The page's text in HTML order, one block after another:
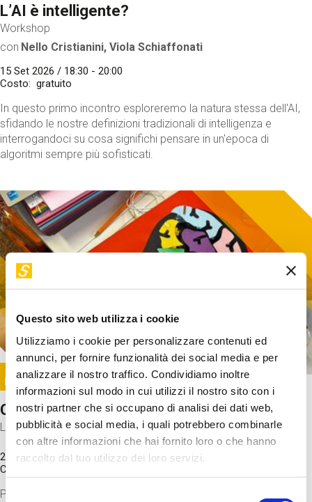
Questo sito web utilizza i cookie
Utilizziamo i cookie per personalizzare contenuti ed
annunci, per fornire funzionalità dei social media e per
analizzare il nostro traffico. Condividiamo inoltre
informazioni sul modo in cui utilizzi il nostro sito con i
nostri partner che si occupano di analisi dei dati web,
pubblicità e social media, i quali potrebbero combinarle
con altre informazioni che hai fornito loro o che hanno
raccolto dal tuo utilizzo dei loro servizi.
Selezione
L’AI è intelligente?
Workshop
con Nello Cristianini, Viola Schiaffonati
15 Set 2026 / 18:30 - 20:00
Costo
gratuito
In questo primo incontro esploreremo la natura stessa dell'AI,
sfidando le nostre definizioni tradizionali di intelligenza e
interrogandoci su cosa significhi pensare in un'epoca di
algoritmi sempre più sofisticati.
Image
SUNDAY@STEP
Come funziona il cervello?
Laboratorio
20 Set 2026 / 11:15 - 13:00
Costo
Proveremo a costruire un cervello in cartoncino cercando di